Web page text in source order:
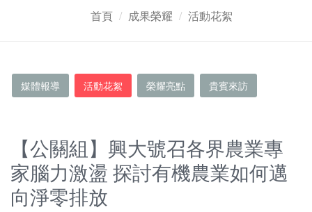
首頁 成果榮耀 活動花絮
媒體報導 活動花絮 榮耀亮點 貴賓來訪
【公關組】興大號召各界農業專
家腦力激盪 探討有機農業如何邁
向淨零排放